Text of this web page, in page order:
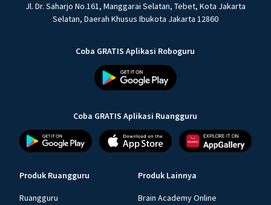
Jl. Dr. Saharjo No.161, Manggarai Selatan, Tebet, Kota Jakarta
Selatan, Daerah Khusus Ibukota Jakarta 12860
Coba GRATIS Aplikasi Roboguru
Coba GRATIS Aplikasi Ruangguru
Produk Ruangguru
Ruangguru
Produk Lainnya
Brain Academy Online